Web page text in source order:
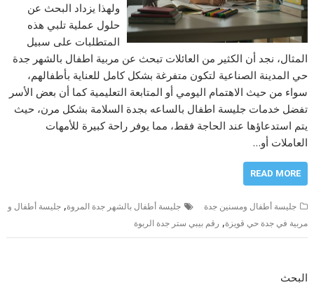
ولهذا يزداد البحث عن
حلول عملية تلبي هذه
المتطلبات على سبيل
المثال، نجد أن الكثير من العائلات تبحث عن مربية اطفال بالشهر جدة
حي المدينة الصناعية لتكون متفرغة بشكل كامل للعناية بأطفالهم،
سواء من حيث الاهتمام اليومي أو المتابعة التعليمية كما أن بعض الأسر
تفضل خدمات جليسة اطفال بالساعه بجدة السلامة بشكل مرن، حيث
يتم استدعاؤها عند الحاجة فقط، مما يوفر راحة كبيرة للأمهات
العاملات أو…
READ MORE
جليسة أطفال ومسنين جدة جليسة أطفال بالشهر جدة المروة,جليسة أطفال و
مربية في جدة حي قويزة, رقم بيبي ستر جدة الربوة
البحث